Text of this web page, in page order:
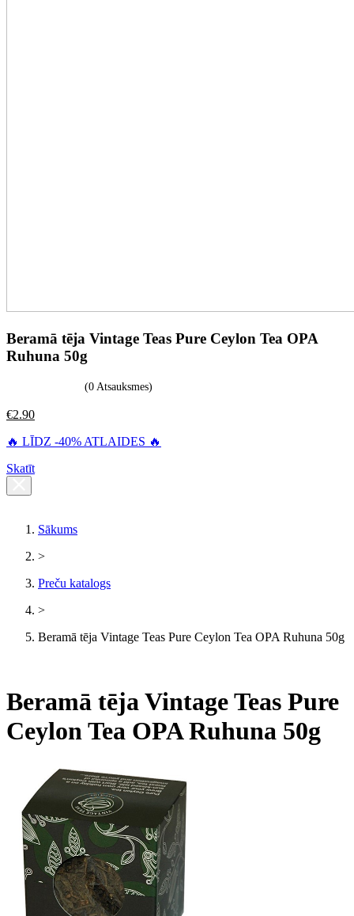
Beramā tēja Vintage Teas Pure Ceylon Tea OPA
Ruhuna 50g
(0 Atsauksmes)
€2.90
🔥 LĪDZ -40% ATLAIDES 🔥
Skatīt
Sākums
>
Preču katalogs
>
Beramā tēja Vintage Teas Pure Ceylon Tea OPA Ruhuna 50g
Beramā tēja Vintage Teas Pure
Ceylon Tea OPA Ruhuna 50g